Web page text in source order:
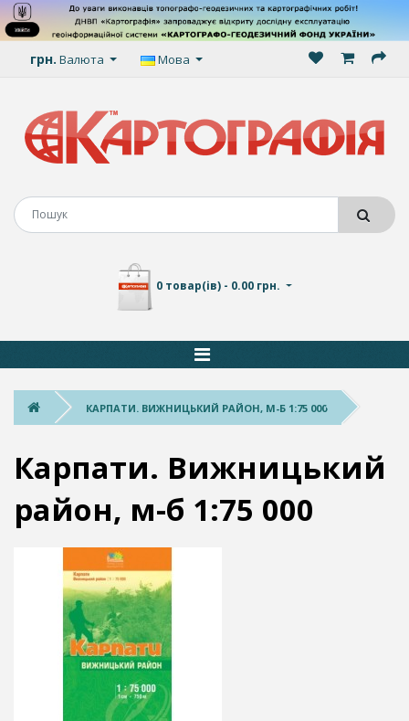
грн. Валюта Мова
0 товар(ів) - 0.00 грн.
КАРПАТИ. ВИЖНИЦЬКИЙ РАЙОН, М-Б 1:75 000
Карпати. Вижницький
район, м-б 1:75 000